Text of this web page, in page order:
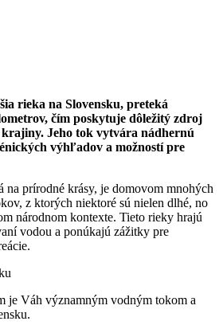
rieka na Slovensku, preteká
čím poskytuje dôležitý zdroj
Jeho tok vytvára nádhernú
výhľadov a možností pre
na prírodné krásy, je domovom mnohých
z ktorých niektoré sú nielen dlhé, no
národnom kontexte. Tieto rieky hrajú
vodou a ponúkajú zážitky pre
je Váh významným vodným tokom a